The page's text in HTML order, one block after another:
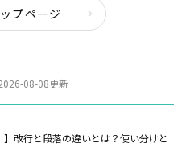
プページ
08-08更新
】改行と段落の違いとは？使い分けと